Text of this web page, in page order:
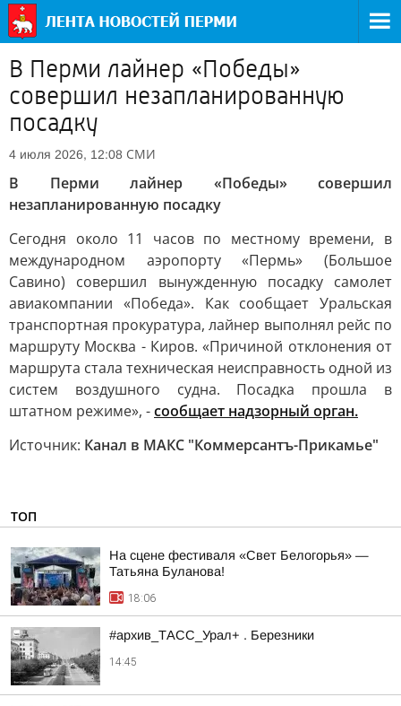
В Перми лайнер «Победы»
совершил незапланированную
посадку
4 июля 2026, 12:08 СМИ
В Перми лайнер «Победы» совершил
незапланированную посадку
Сегодня около 11 часов по местному времени, в
международном аэропорту «Пермь» (Большое
Савино) совершил вынужденную посадку самолет
авиакомпании «Победа». Как сообщает Уральская
транспортная прокуратура, лайнер выполнял рейс по
маршруту Москва - Киров. «Причиной отклонения от
маршрута стала техническая неисправность одной из
систем воздушного судна. Посадка прошла в
штатном режиме», -сообщает надзорный орган.
Источник: Канал в МАКС "Коммерсантъ-Прикамье"
ТОП
На сцене фестиваля «Свет Белогорья» —
Татьяна Буланова!
18:06
#архив_ТАСС_Урал+ . Березники
14:45